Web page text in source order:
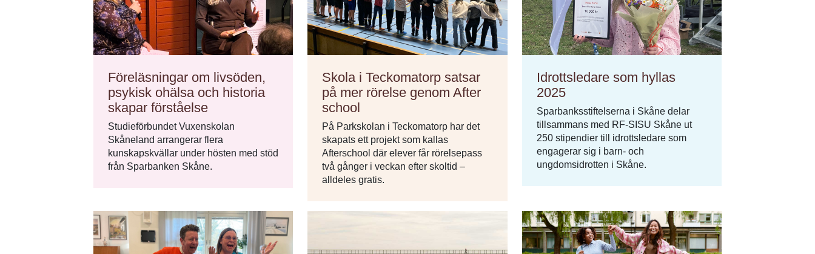
Föreläsningar om livsöden,
psykisk ohälsa och historia
skapar förståelse
Studieförbundet Vuxenskolan
Skåneland arrangerar flera
kunskapskvällar under hösten med stöd
från Sparbanken Skåne.
Skola i Teckomatorp satsar
på mer rörelse genom After
school
På Parkskolan i Teckomatorp har det
skapats ett projekt som kallas
Afterschool där elever får rörelsepass
två gånger i veckan efter skoltid –
alldeles gratis.
Idrottsledare som hyllas
2025
Sparbanksstiftelserna i Skåne delar
tillsammans med RF-SISU Skåne ut
250 stipendier till idrottsledare som
engagerar sig i barn- och
ungdomsidrotten i Skåne.